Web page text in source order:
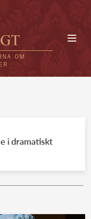
OM
i dramatiskt